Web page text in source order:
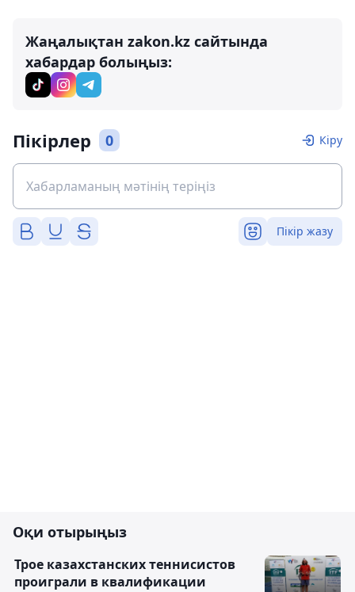
Жаңалықтан zakon.kz сайтында
хабардар болыңыз:
Пікірлер 0 Кіру
Пікір жазу
Оқи отырыңыз
Трое казахстанских теннисистов
проиграли в квалификации